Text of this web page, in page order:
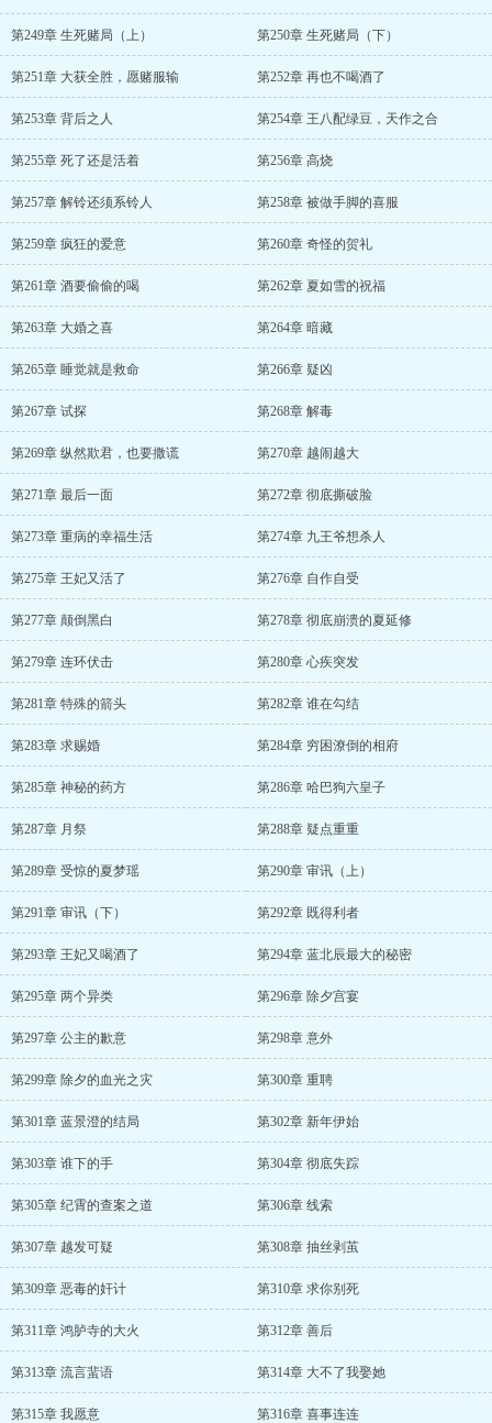
第249章 生死赌局（上） 第250章 生死赌局（下）
第251章 大获全胜，愿赌服输 第252章 再也不喝酒了
第253章 背后之人 第254章 王八配绿豆，天作之合
第255章 死了还是活着 第256章 高烧
第257章 解铃还须系铃人 第258章 被做手脚的喜服
第259章 疯狂的爱意 第260章 奇怪的贺礼
第261章 酒要偷偷的喝 第262章 夏如雪的祝福
第263章 大婚之喜 第264章 暗藏
第265章 睡觉就是救命 第266章 疑凶
第267章 试探 第268章 解毒
第269章 纵然欺君，也要撒谎 第270章 越闹越大
第271章 最后一面 第272章 彻底撕破脸
第273章 重病的幸福生活 第274章 九王爷想杀人
第275章 王妃又活了 第276章 自作自受
第277章 颠倒黑白 第278章 彻底崩溃的夏延修
第279章 连环伏击 第280章 心疾突发
第281章 特殊的箭头 第282章 谁在勾结
第283章 求赐婚 第284章 穷困潦倒的相府
第285章 神秘的药方 第286章 哈巴狗六皇子
第287章 月祭 第288章 疑点重重
第289章 受惊的夏梦瑶 第290章 审讯（上）
第291章 审讯（下） 第292章 既得利者
第293章 王妃又喝酒了 第294章 蓝北辰最大的秘密
第295章 两个异类 第296章 除夕宫宴
第297章 公主的歉意 第298章 意外
第299章 除夕的血光之灾 第300章 重聘
第301章 蓝景澄的结局 第302章 新年伊始
第303章 谁下的手 第304章 彻底失踪
第305章 纪霄的查案之道 第306章 线索
第307章 越发可疑 第308章 抽丝剥茧
第309章 恶毒的奸计 第310章 求你别死
第311章 鸿胪寺的大火 第312章 善后
第313章 流言蜚语 第314章 大不了我娶她
第315章 我愿意 第316章 喜事连连